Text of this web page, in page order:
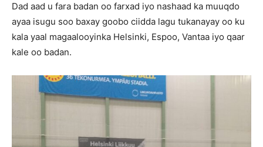
Dad aad u fara badan oo farxad iyo nashaad ka muuqdo
ayaa isugu soo baxay goobo ciidda lagu tukanayay oo ku
kala yaal magaalooyinka Helsinki, Espoo, Vantaa iyo qaar
kale oo badan.